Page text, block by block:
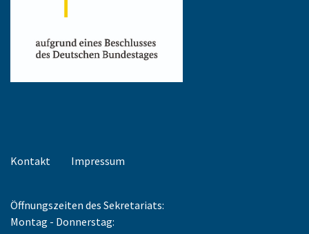
Kontakt Impressum
Öffnungszeiten des Sekretariats:
Montag - Donnerstag: